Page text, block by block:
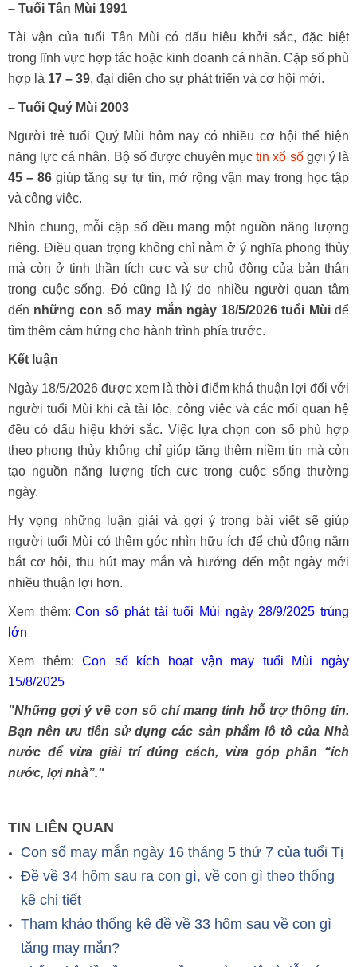
– Tuổi Tân Mùi 1991
Tài vận của tuổi Tân Mùi có dấu hiệu khởi sắc, đặc biệt
trong lĩnh vực hợp tác hoặc kinh doanh cá nhân. Cặp số phù
hợp là 17 – 39, đại diện cho sự phát triển và cơ hội mới.
– Tuổi Quý Mùi 2003
Người trẻ tuổi Quý Mùi hôm nay có nhiều cơ hội thể hiện
năng lực cá nhân. Bộ số được chuyên mụctin xổ sốgợi ý là
45 – 86 giúp tăng sự tự tin, mở rộng vận may trong học tập
và công việc.
Nhìn chung, mỗi cặp số đều mang một nguồn năng lượng
riêng. Điều quan trọng không chỉ nằm ở ý nghĩa phong thủy
mà còn ở tinh thần tích cực và sự chủ động của bản thân
trong cuộc sống. Đó cũng là lý do nhiều người quan tâm
đến những con số may mắn ngày 18/5/2026 tuổi Mùiđể
tìm thêm cảm hứng cho hành trình phía trước.
Kết luận
Ngày 18/5/2026 được xem là thời điểm khá thuận lợi đối với
người tuổi Mùi khi cả tài lộc, công việc và các mối quan hệ
đều có dấu hiệu khởi sắc. Việc lựa chọn con số phù hợp
theo phong thủy không chỉ giúp tăng thêm niềm tin mà còn
tạo nguồn năng lượng tích cực trong cuộc sống thường
ngày.
Hy vọng những luận giải và gợi ý trong bài viết sẽ giúp
người tuổi Mùi có thêm góc nhìn hữu ích để chủ động nắm
bắt cơ hội, thu hút may mắn và hướng đến một ngày mới
nhiều thuận lợi hơn.
Xem thêm:Con số phát tài tuổi Mùi ngày 28/9/2025 trúng
lớn
Xem thêm:Con số kích hoạt vận may tuổi Mùi ngày
15/8/2025
"Những gợi ý về con số chỉ mang tính hỗ trợ thông tin.
Bạn nên ưu tiên sử dụng các sản phẩm lô tô của Nhà
nước để vừa giải trí đúng cách, vừa góp phần “ích
nước, lợi nhà”."
TIN LIÊN QUAN
Con số may mắn ngày 16 tháng 5 thứ 7 của tuổi Tị
Đề về 34 hôm sau ra con gì, về con gì theo thống
kê chi tiết
Tham khảo thống kê đề về 33 hôm sau về con gì
tăng may mắn?